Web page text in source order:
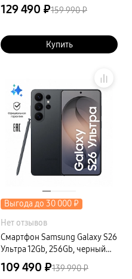
(РСТ)
129 490 ₽159 990 ₽
Купить
Выгода до 30 000 ₽
Нет отзывов
Смартфон Samsung Galaxy S26
Ультра 12Gb, 256Gb, черный
(РСТ)
109 490 ₽139 990 ₽